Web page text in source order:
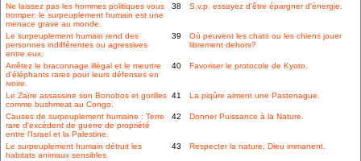
Ne laissez pas les hommes politiques vous
tromper: le surpeuplement humain est une
menace grave au monde.
38 S.v.p. essayez d'être épargner d'énergie.
Le surpeuplement humain rend des
personnes indifférentes ou agressives
entre eux.
39
Où peuvent les chats ou les chiens jouer
librement dehors?
Arrêtez le braconnage illégal et le meurtre
d'éléphants rares pour leurs défenses en
ivoire.
40 Favoriser le protocole de Kyoto.
Le Zaïre assassine son Bonobos et gorilles
comme bushmeat au Congo.
41 La piqûre aiment une Pastenague.
Causes de surpeuplement humaine : Terre
rare d'excédent de guerre de propriété
entre l'Israel et la Palestine.
42 Donner Puissance à la Nature.
Le surpeuplement humain détruit les
habitats animaux sensibles.
43 Respecter la nature, Dieu immanent.